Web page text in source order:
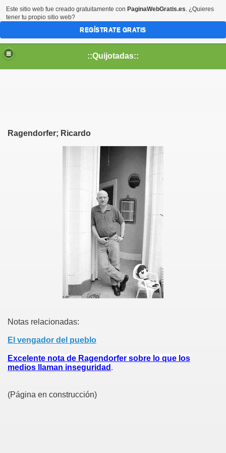
::Quijotadas::
Ragendorfer; Ricardo
Notas relacionadas:
El vengador del pueblo
Excelente nota de Ragendorfer sobre lo que los
medios llaman inseguridad .
(Página en construcción)
Este sitio web fue creado gratuitamente con PaginaWebGratis.es. ¿Quieres
tener tu propio sitio web?
REGÍSTRATE GRATIS